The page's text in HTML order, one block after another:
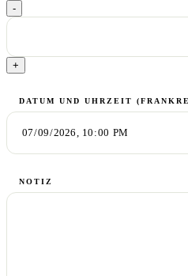
-
+
DATUM UND UHRZEIT
NOTIZ